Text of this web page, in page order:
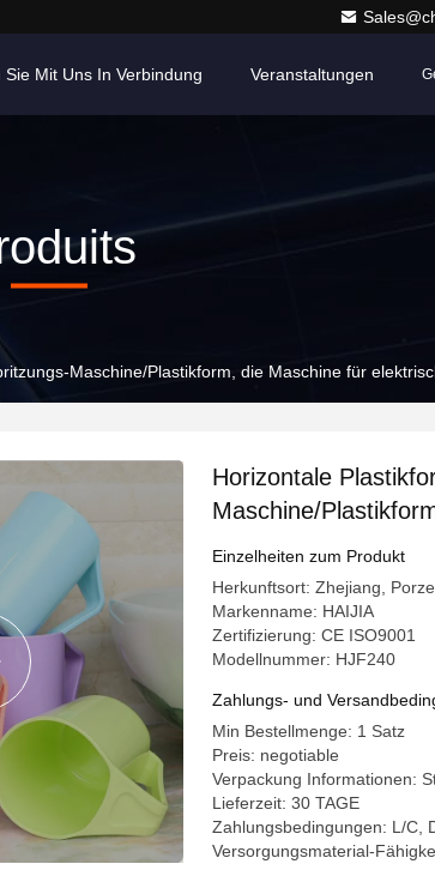
Sie Mit Uns In Verbindung Veranstaltungen
Maschine/Plastikform, die Maschine für
Horizontale
Maschine/
elektrische Teile
Einzelheiten zum Produkt
Herkunftsort: Zhejiang,
Markenname: HAIJIA
Zertifizierung: CE ISO9001
Modellnummer: HJF240
Zahlungs- und
Min Bestellmenge: 1 Satz
Preis: negotiable
Verpackung Informationen:
Lieferzeit: 30 TAGE
Zahlungsbedingungen: L/C,
Versorgungsmaterial-